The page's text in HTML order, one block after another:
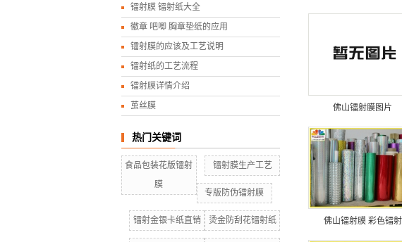
镭射膜 镭射纸大全
徽章 吧唧 胸章垫纸的应用
镭射膜的应该及工艺说明
镭射纸的工艺流程
镭射膜详情介绍
茧丝膜
热门关键词
食品包装花版镭射
膜
镭射膜生产工艺
专版防伪镭射膜
镭射金银卡纸直销 烫金防刮花镭射纸
佛山镭射膜图片
佛山镭射膜 彩色镭射